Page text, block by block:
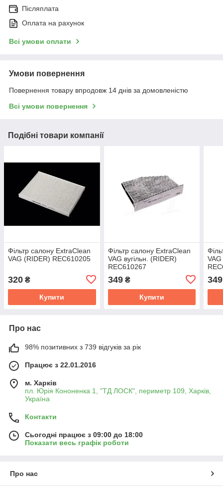
Післяплата
Оплата на рахунок
Всі умови оплати
Умови повернення
Повернення товару впродовж 14 днів за домовленістю
Всі умови повернення
Подібні товари компанії
Фільтр салону ExtraClean
VAG (RIDER) REC610205
320 ₴
Купити
Фільтр салону ExtraClean
VAG вугільн. (RIDER)
REC610267
349₴
Купити
VAG
349
Про нас
98% позитивних з 739 відгуків за рік
Працює з 22.01.2016
м. Харків
пл. Юрія Кононенка 1, "ТД ЛОСК", периметр 109, Харків,
Україна
Контакти
Сьогодні працює з 09:00 до 18:00
Показати весь графік роботи
Про нас